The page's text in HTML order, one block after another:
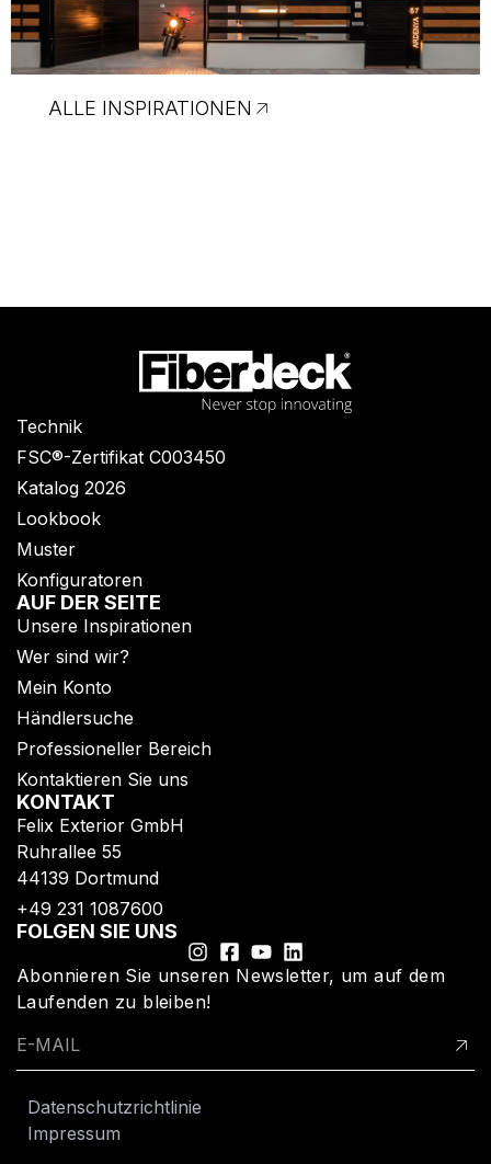
ALLE INSPIRATIONEN
Technik
FSC®-Zertifikat C003450
Katalog 2026
Lookbook
Muster
Konfiguratoren
AUF DER SEITE
Unsere Inspirationen
Wer sind wir?
Mein Konto
Händlersuche
Professioneller Bereich
Kontaktieren Sie uns
KONTAKT
Felix Exterior GmbH
Ruhrallee 55
44139 Dortmund
+49 231 1087600
FOLGEN SIE UNS
Abonnieren Sie unseren Newsletter, um auf dem
Laufenden zu bleiben!
Datenschutzrichtlinie
Impressum